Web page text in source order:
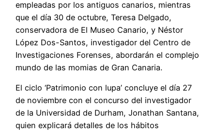
empleadas por los antiguos canarios, mientras
que el día 30 de octubre, Teresa Delgado,
conservadora de El Museo Canario, y Néstor
López Dos-Santos, investigador del Centro de
Investigaciones Forenses, abordarán el complejo
mundo de las momias de Gran Canaria.
El ciclo ‘Patrimonio con lupa’ concluye el día 27
de noviembre con el concurso del investigador
de la Universidad de Durham, Jonathan Santana,
quien explicará detalles de los hábitos